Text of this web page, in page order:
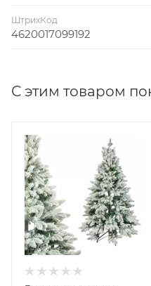
ШтрихКод
4620017099192
С этим товаром